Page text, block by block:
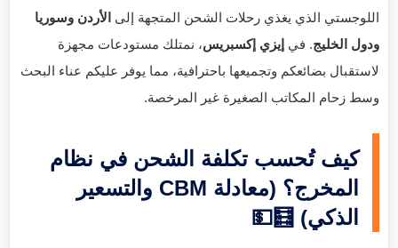
اللوجستي الذي يغذي رحلات الشحن المتجهة إلى الأردن وسوريا
ودول الخليج. في إيزي إكسبريس، نمتلك مستودعات مجهزة
لاستقبال بضائعكم وتجميعها باحترافية، مما يوفر عليكم عناء البحث
وسط زحام المكاتب الصغيرة غير المرخصة.
كيف تُحسب تكلفة الشحن في نظام
المخرج؟ (معادلة CBM والتسعير
الذكي) 🧮💵